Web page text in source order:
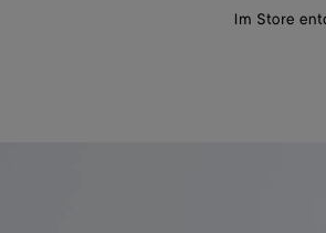
Im Store